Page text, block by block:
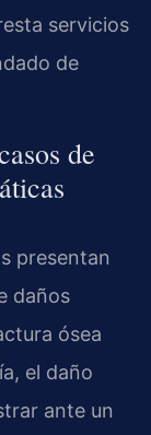
servicios
de
de
presentan
daños
ósea
el daño
ante un